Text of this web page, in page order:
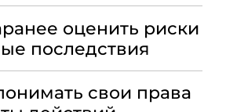
оценить риски
последствия
свои права